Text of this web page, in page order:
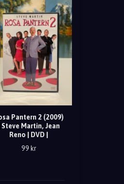
Pantern 2 (2009)
| Steve Martin, Jean
Reno | DVD |
99 kr